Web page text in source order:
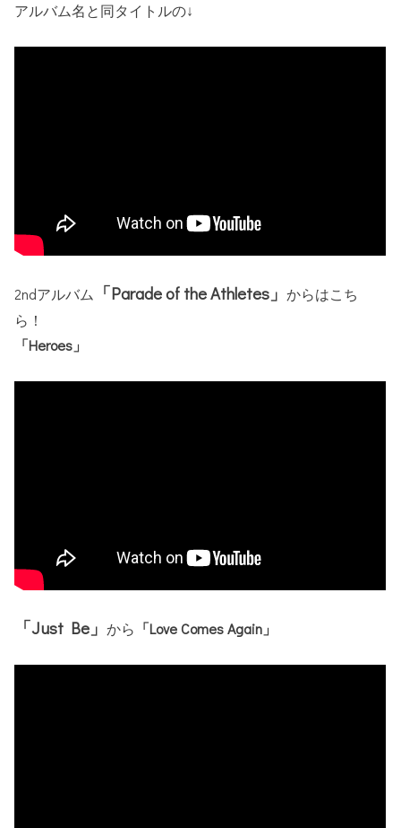
アルバム名と同タイトルの↓
2ndアルバム 「Parade of the Athletes」からはこち
ら！
「Heroes」
「Just Be」から 「Love Comes Again」